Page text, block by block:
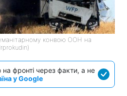
конвою ООН на
на фронті через факти, а не
у Google